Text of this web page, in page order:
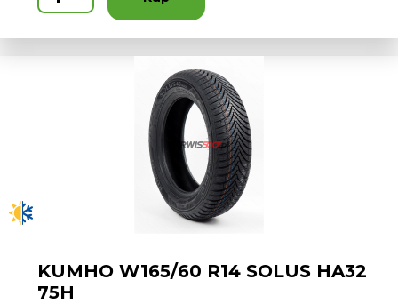
KUMHO W165/60 R14 SOLUS HA32
75H